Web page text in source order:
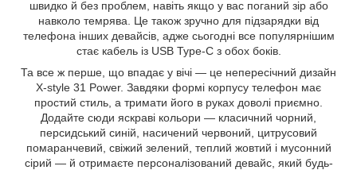
швидко й без проблем, навіть якщо у вас поганий зір або
навколо темрява. Це також зручно для підзарядки від
телефона інших девайсів, адже сьогодні все популярнішим
стає кабель із USB Type-C з обох боків.
Та все ж перше, що впадає у вічі — це непересічний дизайн
X-style 31 Power. Завдяки формі корпусу телефон має
простий стиль, а тримати його в руках доволі приємно.
Додайте сюди яскраві кольори — класичний чорний,
персидський синій, насичений червоний, цитрусовий
помаранчевий, свіжий зелений, теплий жовтий і мусонний
сірий — й отримаєте персоналізований девайс, який будь-